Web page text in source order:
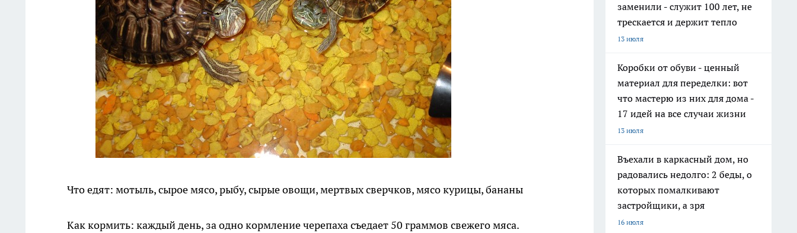
Что едят: мотыль, сырое мясо, рыбу, сырые овощи, мертвых сверчков, мясо курицы, бананы
Как кормить: каждый день, за одно кормление черепаха съедает 50 граммов свежего мяса.
заменили - служит 100 лет, не
трескается и держит тепло
13 июля
Коробки от обуви - ценный
материал для переделки: вот
что мастерю из них для дома -
17 идей на все случаи жизни
13 июля
Въехали в каркасный дом, но
радовались недолго: 2 беды, о
которых помалкивают
застройщики, а зря
16 июля